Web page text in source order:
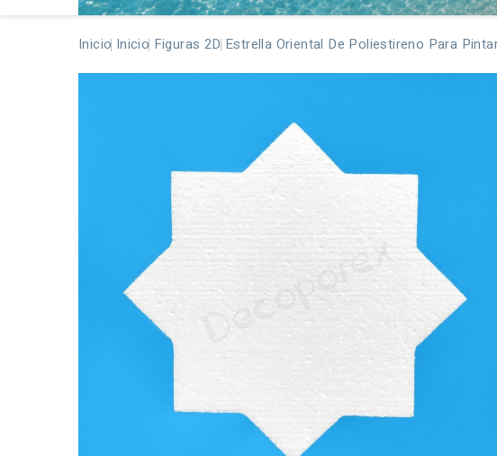
Inicio Inicio Figuras 2D Estrella Oriental De Poliestireno Para